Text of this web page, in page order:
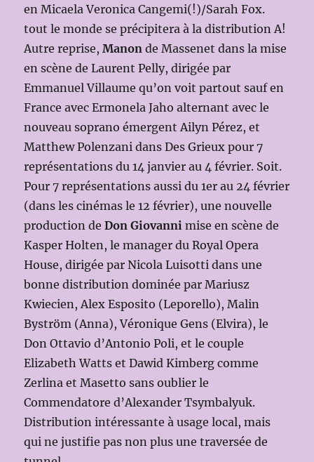
en Micaela Veronica Cangemi(!)/Sarah Fox.
tout le monde se précipitera à la distribution A!
Autre reprise,Manon de Massenet dans la mise
en scène de Laurent Pelly, dirigée par
Emmanuel Villaume qu’on voit partout sauf en
France avec Ermonela Jaho alternant avec le
nouveau soprano émergent Ailyn Pérez, et
Matthew Polenzani dans Des Grieux pour 7
représentations du 14 janvier au 4 février. Soit.
Pour 7 représentations aussi du 1er au 24 février
(dans les cinémas le 12 février), une nouvelle
production deDon Giovannimise en scène de
Kasper Holten, le manager du Royal Opera
House, dirigée par Nicola Luisotti dans une
bonne distribution dominée par Mariusz
Kwiecien, Alex Esposito (Leporello), Malin
Byström (Anna), Véronique Gens (Elvira), le
Don Ottavio d’Antonio Poli, et le couple
Elizabeth Watts et Dawid Kimberg comme
Zerlina et Masetto sans oublier le
Commendatore d’Alexander Tsymbalyuk.
Distribution intéressante à usage local, mais
qui ne justifie pas non plus une traversée de